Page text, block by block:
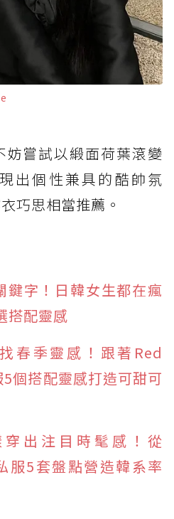
妨嘗試以緞面荷葉滾變
出個性兼具的酷帥氛
巧思相當推薦。
鍵字！日韓女生都在瘋
搭配靈感
春季靈感！跟著Red
個搭配靈感打造可甜可
出注目時髦感！從
服5套盤點營造韓系率